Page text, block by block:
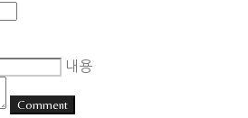
내용
Comment